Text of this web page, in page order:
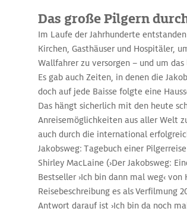
Das große Pilgern
Im Laufe der Jahrhunderte
Kirchen, Gasthäuser und Hospitäler,
Wallfahrer zu versorgen – und um
Es gab auch Zeiten, in denen die
doch auf jede Baisse folgte eine
Das hängt sicherlich mit den heute
Anreisemöglichkeiten aus aller Welt
auch durch die international
Jakobsweg: Tagebuch einer
Shirley MacLaine (›Der Jakobsweg:
Bestseller ›Ich bin dann mal weg‹
Reisebeschreibung es als Verfilmung
Antwort darauf ist ›Ich bin da noch